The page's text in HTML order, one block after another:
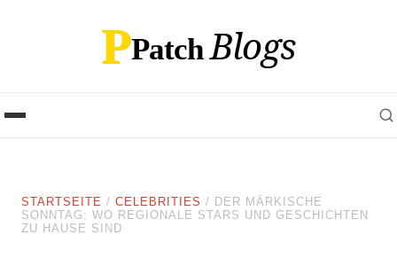
PPatchBlogs
STARTSEITE / CELEBRITIES / DER MÄRKISCHE
SONNTAG: WO REGIONALE STARS UND GESCHICHTEN
ZU HAUSE SIND